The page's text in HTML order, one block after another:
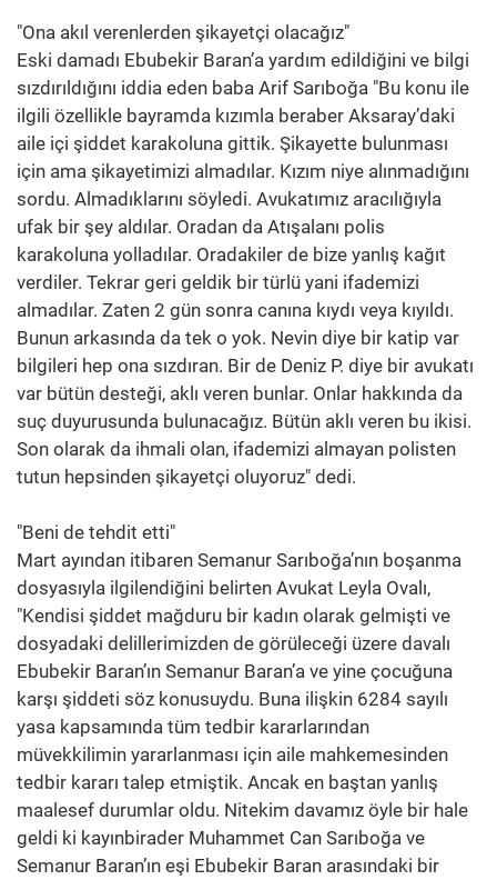
"Ona akıl verenlerden şikayetçi olacağız"
Eski damadı Ebubekir Baran’a yardım edildiğini ve bilgi
sızdırıldığını iddia eden baba Arif Sarıboğa "Bu konu ile
ilgili özellikle bayramda kızımla beraber Aksaray’daki
aile içi şiddet karakoluna gittik. Şikayette bulunması
için ama şikayetimizi almadılar. Kızım niye alınmadığını
sordu. Almadıklarını söyledi. Avukatımız aracılığıyla
ufak bir şey aldılar. Oradan da Atışalanı polis
karakoluna yolladılar. Oradakiler de bize yanlış kağıt
verdiler. Tekrar geri geldik bir türlü yani ifademizi
almadılar. Zaten 2 gün sonra canına kıydı veya kıyıldı.
Bunun arkasında da tek o yok. Nevin diye bir katip var
bilgileri hep ona sızdıran. Bir de Deniz P. diye bir avukatı
var bütün desteği, aklı veren bunlar. Onlar hakkında da
suç duyurusunda bulunacağız. Bütün aklı veren bu ikisi.
Son olarak da ihmali olan, ifademizi almayan polisten
tutun hepsinden şikayetçi oluyoruz" dedi.
"Beni de tehdit etti"
Mart ayından itibaren Semanur Sarıboğa’nın boşanma
dosyasıyla ilgilendiğini belirten Avukat Leyla Ovalı,
"Kendisi şiddet mağduru bir kadın olarak gelmişti ve
dosyadaki delillerimizden de görüleceği üzere davalı
Ebubekir Baran’ın Semanur Baran’a ve yine çocuğuna
karşı şiddeti söz konusuydu. Buna ilişkin 6284 sayılı
yasa kapsamında tüm tedbir kararlarından
müvekkilimin yararlanması için aile mahkemesinden
tedbir kararı talep etmiştik. Ancak en baştan yanlış
maalesef durumlar oldu. Nitekim davamız öyle bir hale
geldi ki kayınbirader Muhammet Can Sarıboğa ve
Semanur Baran’ın eşi Ebubekir Baran arasındaki bir